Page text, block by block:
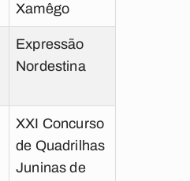
Xamêgo
Expressão
Nordestina
XXI Concurso
de Quadrilhas
Juninas de